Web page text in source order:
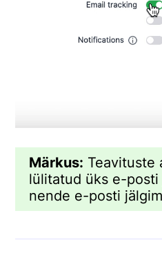
Märkus: Teavituste
lülitatud üks e-
nende e-posti